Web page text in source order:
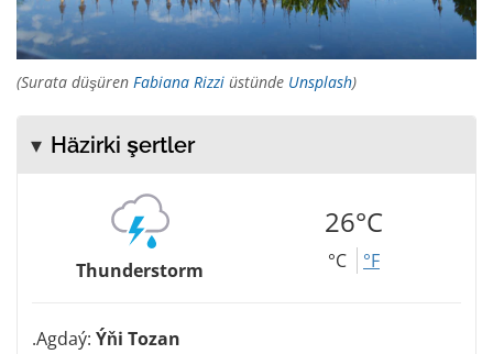
(Surata düşüren Fabiana Rizzi üstünde Unsplash)
Häzirki şertler
Thunderstorm
26°C
°C °F
.Agdaý: Ýňi Tozan